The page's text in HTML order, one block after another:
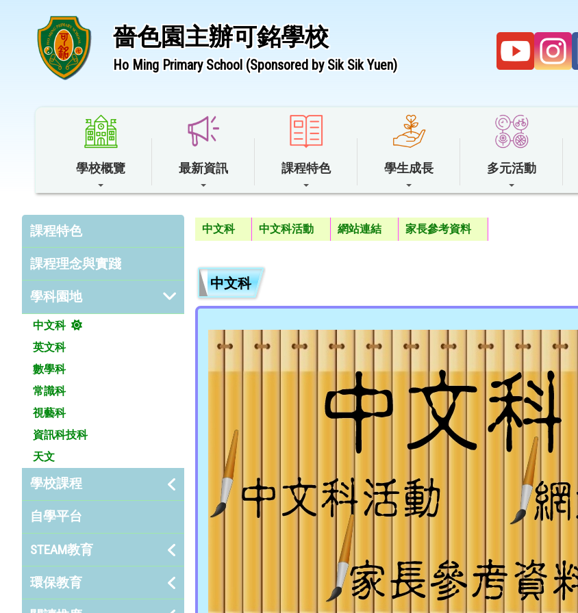
嗇色園主辦可銘學校
Ho Ming Primary School (Sponsored by Sik Sik Yuen)
學校概覽 最新資訊 課程特色 學生成長 多元活動
課程特色
課程理念與實踐
學科園地
中文科
英文科
數學科
常識科
視藝科
資訊科技科
天文
學校課程
自學平台
STEAM教育
環保教育
中文科 中文科活動 網站連結 家長參考資料
中文科